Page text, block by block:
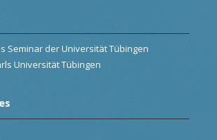
Seminar der Universität Tübingen
Universität Tübingen